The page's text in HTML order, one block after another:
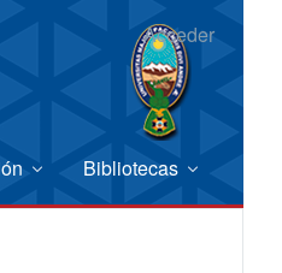
Acceder
Bibliotecas